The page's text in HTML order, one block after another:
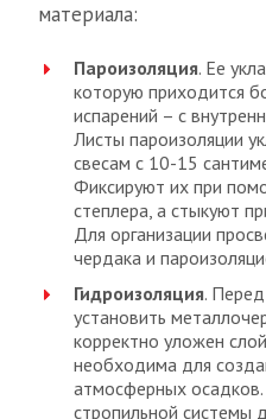
материала:
Пароизоляция. Ее
которую приходится
испарений – с
Листы пароизоляции
свесам с 10-15
Фиксируют их при
степлера, а стыкуют
Для организации
чердака и
Гидроизоляция.
установить
корректно уложен
необходима для
атмосферных
стропильной системы